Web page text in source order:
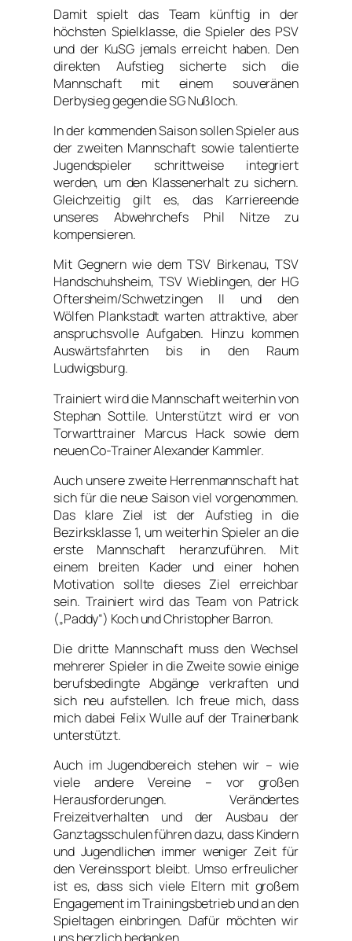
Damit spielt das Team künftig in der
höchsten Spielklasse, die Spieler des PSV
und der KuSG jemals erreicht haben. Den
direkten Aufstieg sicherte sich die
Mannschaft mit einem souveränen
Derbysieg gegen die SG Nußloch.
In der kommenden Saison sollen Spieler aus
der zweiten Mannschaft sowie talentierte
Jugendspieler schrittweise integriert
werden, um den Klassenerhalt zu sichern.
Gleichzeitig gilt es, das Karriereende
unseres Abwehrchefs Phil Nitze zu
kompensieren.
Mit Gegnern wie dem TSV Birkenau, TSV
Handschuhsheim, TSV Wieblingen, der HG
Oftersheim/Schwetzingen II und den
Wölfen Plankstadt warten attraktive, aber
anspruchsvolle Aufgaben. Hinzu kommen
Auswärtsfahrten bis in den Raum
Ludwigsburg.
Trainiert wird die Mannschaft weiterhin von
Stephan Sottile. Unterstützt wird er von
Torwarttrainer Marcus Hack sowie dem
neuen Co-Trainer Alexander Kammler.
Auch unsere zweite Herrenmannschaft hat
sich für die neue Saison viel vorgenommen.
Das klare Ziel ist der Aufstieg in die
Bezirksklasse 1, um weiterhin Spieler an die
erste Mannschaft heranzuführen. Mit
einem breiten Kader und einer hohen
Motivation sollte dieses Ziel erreichbar
sein. Trainiert wird das Team von Patrick
(„Paddy“) Koch und Christopher Barron.
Die dritte Mannschaft muss den Wechsel
mehrerer Spieler in die Zweite sowie einige
berufsbedingte Abgänge verkraften und
sich neu aufstellen. Ich freue mich, dass
mich dabei Felix Wulle auf der Trainerbank
unterstützt.
Auch im Jugendbereich stehen wir – wie
viele andere Vereine – vor großen
Herausforderungen. Verändertes
Freizeitverhalten und der Ausbau der
Ganztagsschulen führen dazu, dass Kindern
und Jugendlichen immer weniger Zeit für
den Vereinssport bleibt. Umso erfreulicher
ist es, dass sich viele Eltern mit großem
Engagement im Trainingsbetrieb und an den
Spieltagen einbringen. Dafür möchten wir